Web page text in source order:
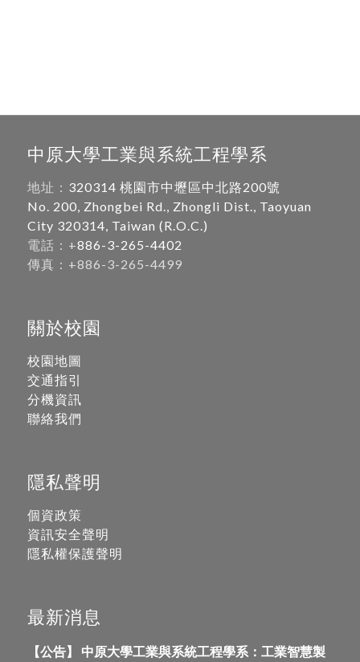
中原大學工業與系統工程學系
地址： 320314 桃園市中壢區中北路200號
No. 200, Zhongbei Rd., Zhongli Dist., Taoyuan
City 320314, Taiwan (R.O.C.)
電話：+886-3-265-4402
傳真：+886-3-265-4499
關於校園
校園地圖
交通指引
分機資訊
聯絡我們
隱私聲明
個資政策
資訊安全聲明
隱私權保護聲明
最新消息
【公告】 中原大學工業與系統工程學系：工業智慧製